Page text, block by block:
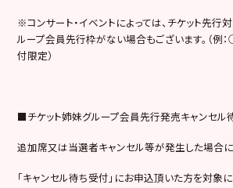
※コンサート・イベントによっては、チケット先行
ループ会員先行枠がない場合もございます。（
付限定）
■チケット姉妹グループ会員先行発売キャンセル
追加席又は当選者キャンセル等が発生した場合に
「キャンセル待ち受付」にお申込頂いた方を対象